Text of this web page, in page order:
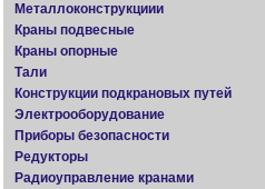
Металлоконструкциии
Краны подвесные
Краны опорные
Тали
Конструкции подкрановых путей
Электрооборудование
Приборы безопасности
Редукторы
Радиоуправление кранами